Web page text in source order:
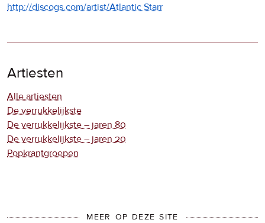
http://discogs.com/artist/Atlantic Starr
Artiesten
Alle artiesten
De verrukkelijkste
De verrukkelijkste – jaren 80
De verrukkelijkste – jaren 20
Popkrantgroepen
MEER OP DEZE SITE